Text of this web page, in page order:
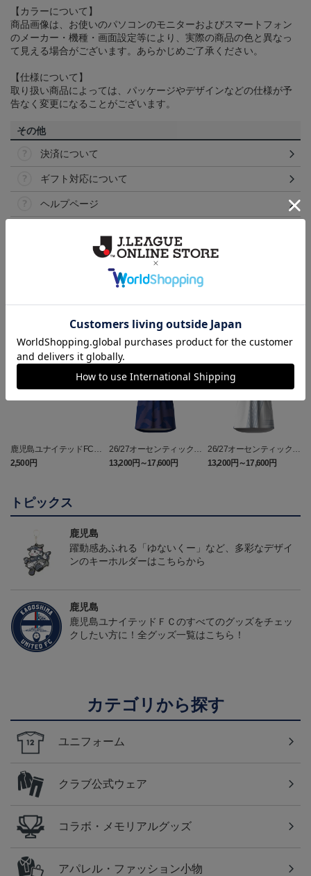
【カラーについて】
商品画像は、お使いのパソコンのモニターおよびスマートフォン
のメーカー・機種・画面設定等により、実際の商品の色と異なっ
て見える場合がございます。あらかじめご了承ください。
【仕様について】
取り扱い商品によっては、パッケージやデザインなどの仕様が予
告なく変更になることがございます。
その他
決済について
ギフト対応について
ヘルプページ
NEW
鹿児島ユナイテッドFC
バクーダ タオルマフラ
ー
2,500円
26/27オーセンティックユ
ニフォーム（FP1st）
13,200円～17,600円
26/27オーセンティックユ
ニフォーム（FP2nd）
13,200円～17,600円
トピックス
鹿児島
躍動感あふれる「ゆないくー」など、多彩なデザイ
ンのキーホルダーはこちらから
鹿児島
鹿児島ユナイテッドＦＣのすべてのグッズをチェッ
クしたい方に！全グッズ一覧はこちら！
カテゴリから探す
ユニフォーム
クラブ公式ウェア
コラボ・メモリアルグッズ
アパレル・ファッション小物